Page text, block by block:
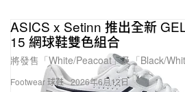
Footwear 球鞋
ASICS x Setinn 推出全新
15 網球鞋雙色組合
將發售「White/Peacoat」及「Black/
2026年6月12日